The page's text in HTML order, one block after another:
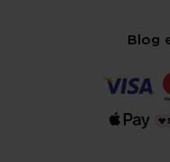
Blog